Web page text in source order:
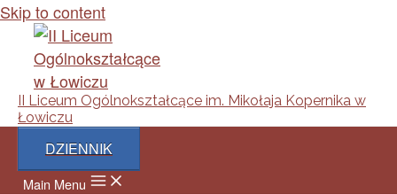
Skip to content
II Liceum Ogólnokształcące im. Mikołaja Kopernika w
Łowiczu
DZIENNIK
Main Menu